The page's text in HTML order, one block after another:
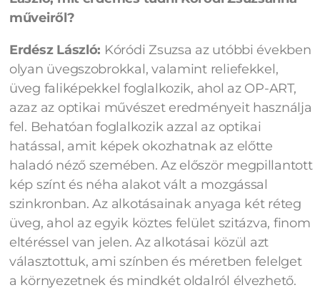
műveiről?
Erdész László: Kóródi Zsuzsa az utóbbi években
olyan üvegszobrokkal, valamint reliefekkel,
üveg faliképekkel foglalkozik, ahol az OP-ART,
azaz az optikai művészet eredményeit használja
fel. Behatóan foglalkozik azzal az optikai
hatással, amit képek okozhatnak az előtte
haladó néző szemében. Az először megpillantott
kép színt és néha alakot vált a mozgással
szinkronban. Az alkotásainak anyaga két réteg
üveg, ahol az egyik köztes felület szitázva, finom
eltéréssel van jelen. Az alkotásai közül azt
választottuk, ami színben és méretben felelget
a környezetnek és mindkét oldalról élvezhető.